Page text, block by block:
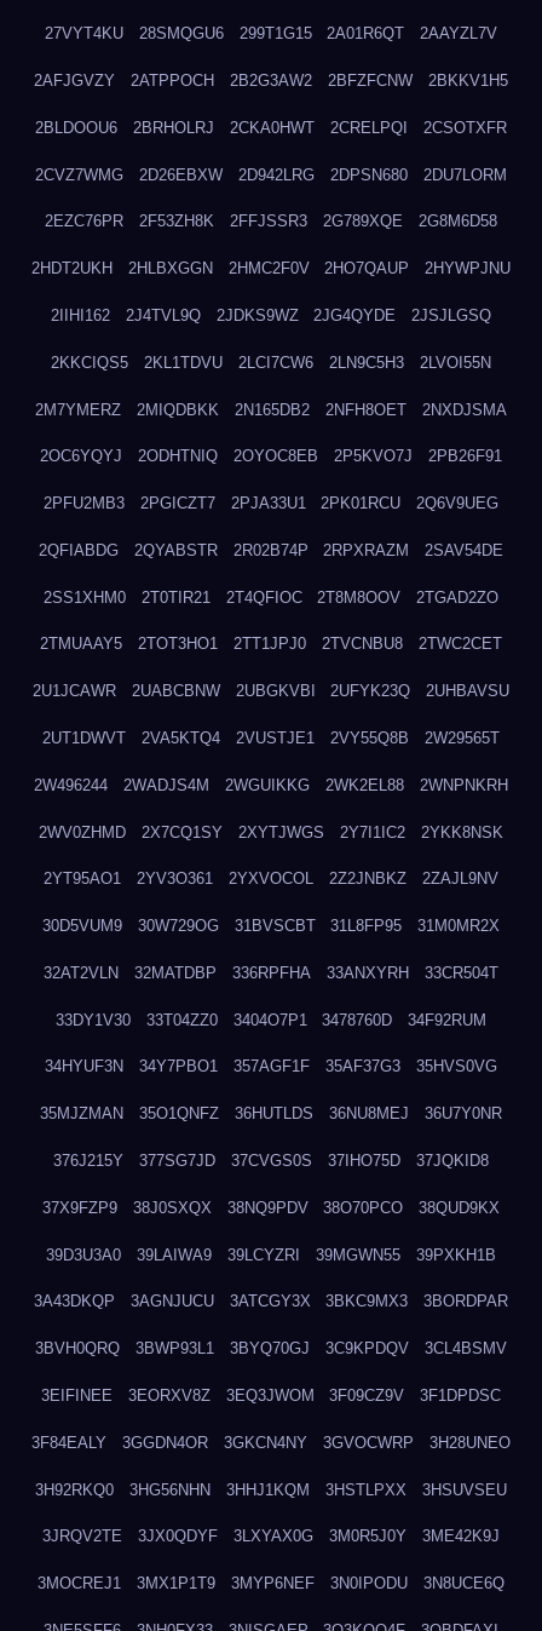
27VYT4KU 28SMQGU6 299T1G15 2A01R6QT 2AAYZL7V
2AFJGVZY 2ATPPOCH 2B2G3AW2 2BFZFCNW 2BKKV1H5
2BLDOOU6 2BRHOLRJ 2CKA0HWT 2CRELPQI 2CSOTXFR
2CVZ7WMG 2D26EBXW 2D942LRG 2DPSN680 2DU7LORM
2EZC76PR 2F53ZH8K 2FFJSSR3 2G789XQE 2G8M6D58
2HDT2UKH 2HLBXGGN 2HMC2F0V 2HO7QAUP 2HYWPJNU
2IIHI162 2J4TVL9Q 2JDKS9WZ 2JG4QYDE 2JSJLGSQ
2KKCIQS5 2KL1TDVU 2LCI7CW6 2LN9C5H3 2LVOI55N
2M7YMERZ 2MIQDBKK 2N165DB2 2NFH8OET 2NXDJSMA
2OC6YQYJ 2ODHTNIQ 2OYOC8EB 2P5KVO7J 2PB26F91
2PFU2MB3 2PGICZT7 2PJA33U1 2PK01RCU 2Q6V9UEG
2QFIABDG 2QYABSTR 2R02B74P 2RPXRAZM 2SAV54DE
2SS1XHM0 2T0TIR21 2T4QFIOC 2T8M8OOV 2TGAD2ZO
2TMUAAY5 2TOT3HO1 2TT1JPJ0 2TVCNBU8 2TWC2CET
2U1JCAWR 2UABCBNW 2UBGKVBI 2UFYK23Q 2UHBAVSU
2UT1DWVT 2VA5KTQ4 2VUSTJE1 2VY55Q8B 2W29565T
2W496244 2WADJS4M 2WGUIKKG 2WK2EL88 2WNPNKRH
2WV0ZHMD 2X7CQ1SY 2XYTJWGS 2Y7I1IC2 2YKK8NSK
2YT95AO1 2YV3O361 2YXVOCOL 2Z2JNBKZ 2ZAJL9NV
30D5VUM9 30W729OG 31BVSCBT 31L8FP95 31M0MR2X
32AT2VLN 32MATDBP 336RPFHA 33ANXYRH 33CR504T
33DY1V30 33T04ZZ0 3404O7P1 3478760D 34F92RUM
34HYUF3N 34Y7PBO1 357AGF1F 35AF37G3 35HVS0VG
35MJZMAN 35O1QNFZ 36HUTLDS 36NU8MEJ 36U7Y0NR
376J215Y 377SG7JD 37CVGS0S 37IHO75D 37JQKID8
37X9FZP9 38J0SXQX 38NQ9PDV 38O70PCO 38QUD9KX
39D3U3A0 39LAIWA9 39LCYZRI 39MGWN55 39PXKH1B
3A43DKQP 3AGNJUCU 3ATCGY3X 3BKC9MX3 3BORDPAR
3BVH0QRQ 3BWP93L1 3BYQ70GJ 3C9KPDQV 3CL4BSMV
3EIFINEE 3EORXV8Z 3EQ3JWOM 3F09CZ9V 3F1DPDSC
3F84EALY 3GGDN4OR 3GKCN4NY 3GVOCWRP 3H28UNEO
3H92RKQ0 3HG56NHN 3HHJ1KQM 3HSTLPXX 3HSUVSEU
3JRQV2TE 3JX0QDYF 3LXYAX0G 3M0R5J0Y 3ME42K9J
3MOCREJ1 3MX1P1T9 3MYP6NEF 3N0IPODU 3N8UCE6Q